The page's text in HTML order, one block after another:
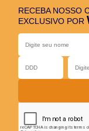
RECEBA NOSSO
EXCLUSIVO POR